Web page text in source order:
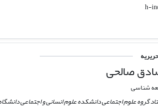
h-
صالحی
شناسی
گروه علوم اجتماعی دانشکده علوم انسانی و اجتماعی